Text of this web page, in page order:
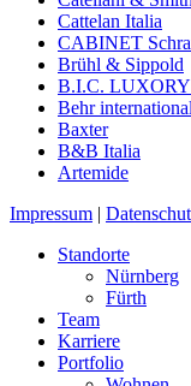
Cattelan Italia
CABINET
Brühl & Sippold
B.I.C.
Behr international
Baxter
B&B Italia
Artemide
Impressum |
Standorte
Nürnberg
Fürth
Team
Karriere
Portfolio